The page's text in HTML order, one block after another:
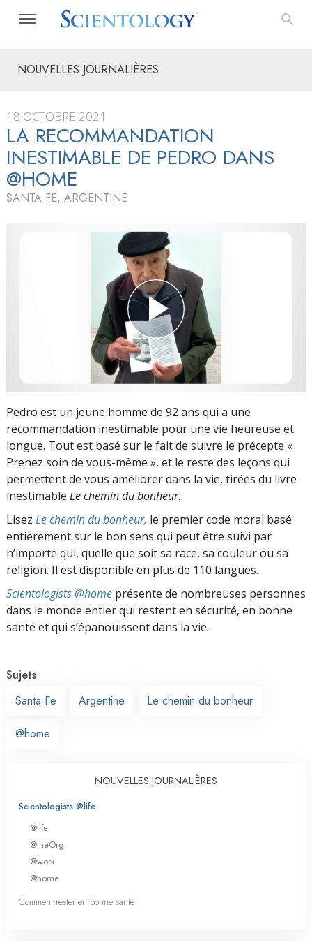
NOUVELLES JOURNALIÈRES
18 OCTOBRE 2021
LA RECOMMANDATION
INESTIMABLE DE PEDRO DANS
@HOME
SANTA FE, ARGENTINE
Pedro est un jeune homme de 92 ans qui a une
recommandation inestimable pour une vie heureuse et
longue. Tout est basé sur le fait de suivre le précepte «
Prenez soin de vous-même », et le reste des leçons qui
permettent de vous améliorer dans la vie, tirées du livre
inestimable Le chemin du bonheur.
Lisez Le chemin du bonheur, le premier code moral basé
entièrement sur le bon sens qui peut être suivi par
n’importe qui, quelle que soit sa race, sa couleur ou sa
religion. Il est disponible en plus de 110 langues.
Scientologists @home présente de nombreuses personnes
dans le monde entier qui restent en sécurité, en bonne
santé et qui s’épanouissent dans la vie.
Sujets
Santa Fe
Argentine Le chemin du bonheur
@home
NOUVELLES JOURNALIÈRES
Scientologists @life
@life
@theOrg
@work
@home
Comment rester en bonne santé